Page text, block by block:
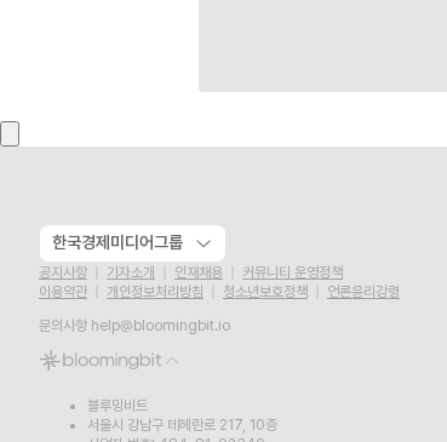
한국경제미디어그룹
공지사항 기자소개 인재채용
커뮤니티 운영정책
이용약관
개인정보처리방침 청소년보호정책
언론윤리강령
문의사항 help@bloomingbit.io
블루밍비트
서울시 강남구 테헤란로 217, 10층